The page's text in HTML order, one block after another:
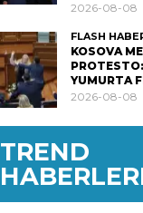
2026-08-08
FLASH
KOSOVA
YUMURTA
2026-08-08
TREND